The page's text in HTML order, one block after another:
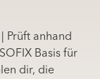
| Prüft anhand
Basis für
dir, die